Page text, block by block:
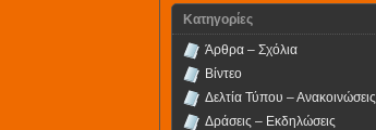
Kατηγορίες
Άρθρα – Σχόλια
Βίντεο
Δελτία Τύπου – Ανακοινώσεις
Δράσεις – Εκδηλώσεις